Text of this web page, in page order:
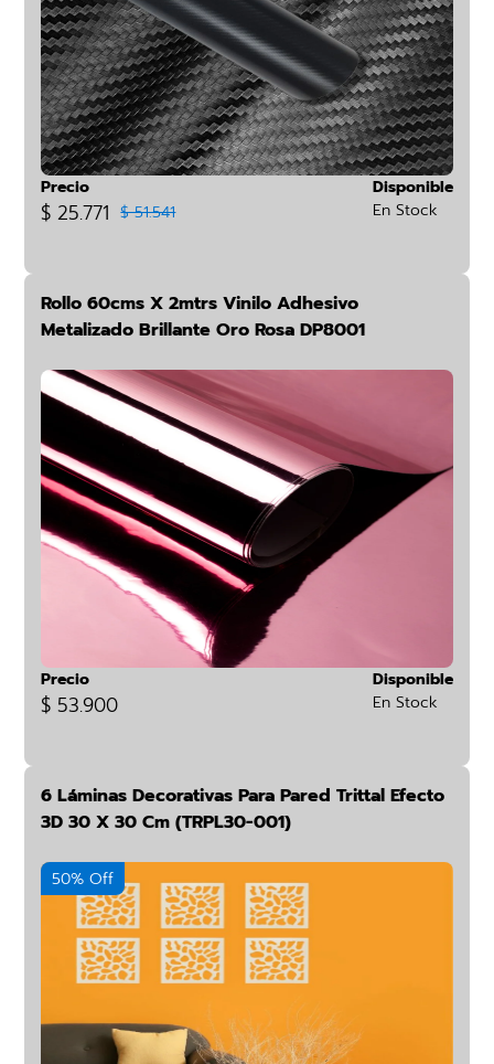
Precio
$ 25.771 $ 51.541
Disponible
En Stock
Rollo 60cms X 2mtrs Vinilo Adhesivo
Metalizado Brillante Oro Rosa DP8001
Precio
$ 53.900
Disponible
En Stock
6 Láminas Decorativas Para Pared Trittal Efecto
3D 30 X 30 Cm (TRPL30-001)
50% Off